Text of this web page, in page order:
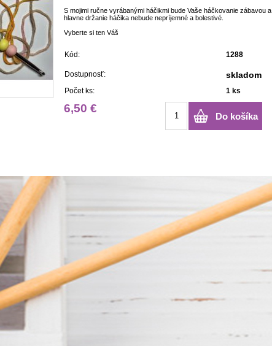
S mojimi ručne vyrábanými háčikmi bude Vaše háčkovanie zábavou a
hlavne držanie háčika nebude nepríjemné a bolestivé.
Vyberte si ten Váš
Kód: 1288
Dostupnosť: skladom
Počet ks: 1 ks
6,50 €
Do košíka